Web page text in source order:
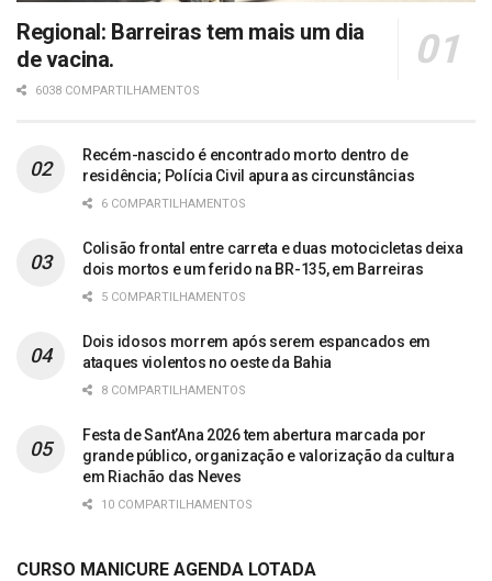
Regional: Barreiras tem mais um dia
de vacina.
6038 COMPARTILHAMENTOS
Recém-nascido é encontrado morto dentro de
residência; Polícia Civil apura as circunstâncias
6 COMPARTILHAMENTOS
Colisão frontal entre carreta e duas motocicletas deixa
dois mortos e um ferido na BR-135, em Barreiras
5 COMPARTILHAMENTOS
Dois idosos morrem após serem espancados em
ataques violentos no oeste da Bahia
8 COMPARTILHAMENTOS
Festa de Sant’Ana 2026 tem abertura marcada por
grande público, organização e valorização da cultura
em Riachão das Neves
10 COMPARTILHAMENTOS
CURSO MANICURE AGENDA LOTADA